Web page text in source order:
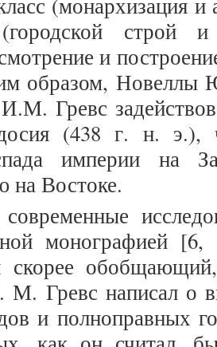
(монархизация
строй
и
образом, Новеллы
Гревс
(438 г. н. э.),
империи на
на Востоке.
монографией
скорее
М. Гревс написал о
и полноправных